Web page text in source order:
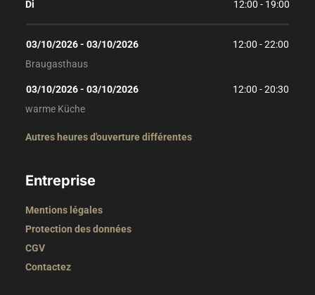
Di 12:00 - 19:00
03/10/2026 - 03/10/2026 12:00 - 22:00
Braugasthaus
03/10/2026 - 03/10/2026 12:00 - 20:30
warme Küche
Autres heures d'ouverture différentes
Entreprise
Mentions légales
Protection des données
CGV
Contactez